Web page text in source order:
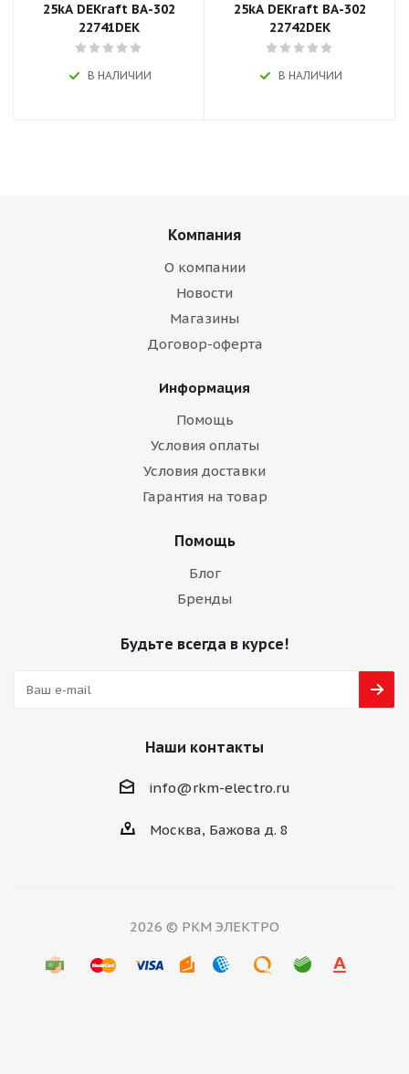
25kA DEKraft ВА-302
22741DEK
В НАЛИЧИИ
25kA DEKraft ВА-302
22742DEK
В НАЛИЧИИ
Компания
О компании
Новости
Магазины
Договор-оферта
Информация
Помощь
Условия оплаты
Условия доставки
Гарантия на товар
Помощь
Блог
Бренды
Будьте всегда в курсе!
Наши контакты
info@rkm-electro.ru
Москва, Бажова д. 8
2026 © РКМ ЭЛЕКТРО